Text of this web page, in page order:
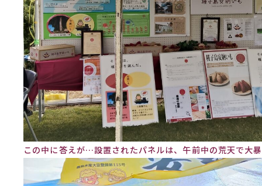
この中に答えが…設置されたパネルは、午前中の荒天で大